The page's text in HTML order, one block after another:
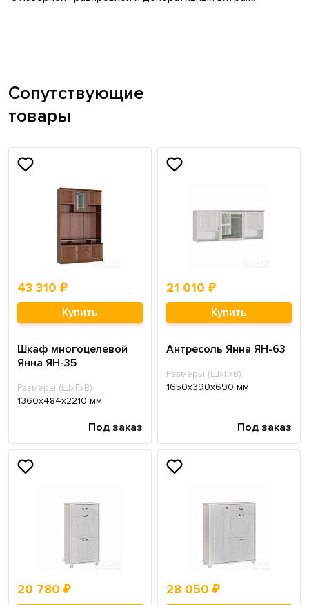
Сопутствующие
товары
43 310 ₽
Купить
Шкаф многоцелевой
Янна ЯН-35
Размеры (ШхГхВ):
1360x484x2210 мм
Под заказ
21 010 ₽
Купить
Антресоль Янна ЯН-63
Размеры (ШхГхВ):
1650x390x690 мм
Под заказ
20 780 ₽ 28 050 ₽